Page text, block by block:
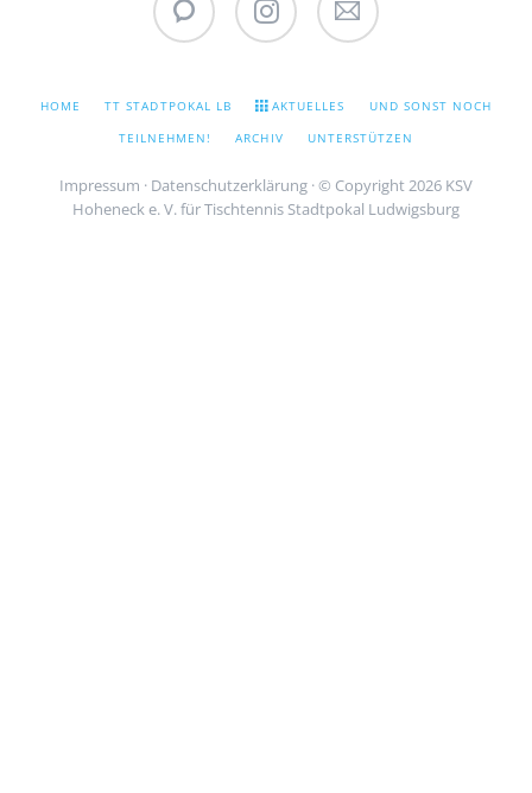
NAVIGATION
HOME TT STADTPOKAL LB AKTUELLES
UND SONST NOCH
TEILNEHMEN!
ARCHIV UNTERSTÜTZEN
Impressum · Datenschutzerklärung · © Copyright 2026 KSV
Hoheneck e. V. für Tischtennis Stadtpokal Ludwigsburg